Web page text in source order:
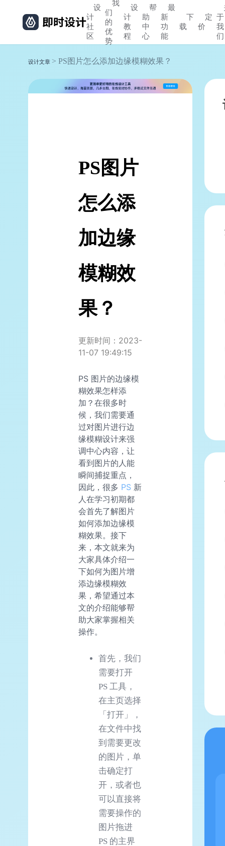
设
计
社
区
我
们
的
优
势
设
计
教
程
帮
助
中
心
最
新
功
能
下
载
定
价
于
我
们
设计文章 > PS图片怎么添加边缘模糊效果？
PS图片
怎么添
加边缘
模糊效
果？
更新时间：2023-
11-07 19:49:15
PS 图片的边缘模
糊效果怎样添
加？在很多时
候，我们需要通
过对图片进行边
缘模糊设计来强
调中心内容，让
看到图片的人能
瞬间捕捉重点，
因此，很多 PS 新
人在学习初期都
会首先了解图片
如何添加边缘模
糊效果。接下
来，本文就来为
大家具体介绍一
下如何为图片增
添边缘模糊效
果，希望通过本
文的介绍能够帮
助大家掌握相关
操作。
首先，我们
需要打开
PS 工具，
在主页选择
「打开」，
在文件中找
到需要更改
的图片，单
击确定打
开，或者也
可以直接将
需要操作的
图片拖进
PS 的主界